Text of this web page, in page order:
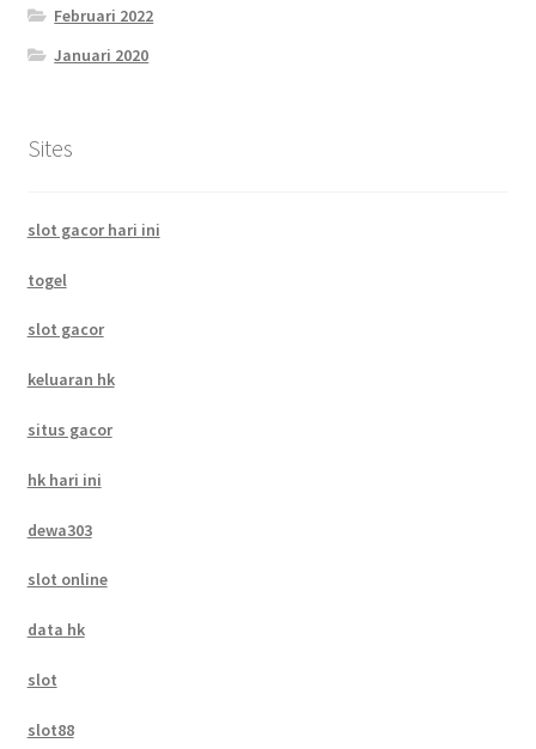
Februari 2022
Januari 2020
Sites
slot gacor hari ini
togel
slot gacor
keluaran hk
situs gacor
hk hari ini
dewa303
slot online
data hk
slot
slot88